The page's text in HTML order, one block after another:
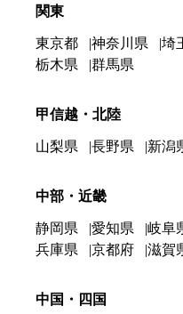
関東
東京都 神奈川県 埼
栃木県
群馬県
甲信越・北陸
山梨県 長野県 新潟
中部・近畿
静岡県 愛知県 岐阜
兵庫県
京都府 滋賀
中国・四国